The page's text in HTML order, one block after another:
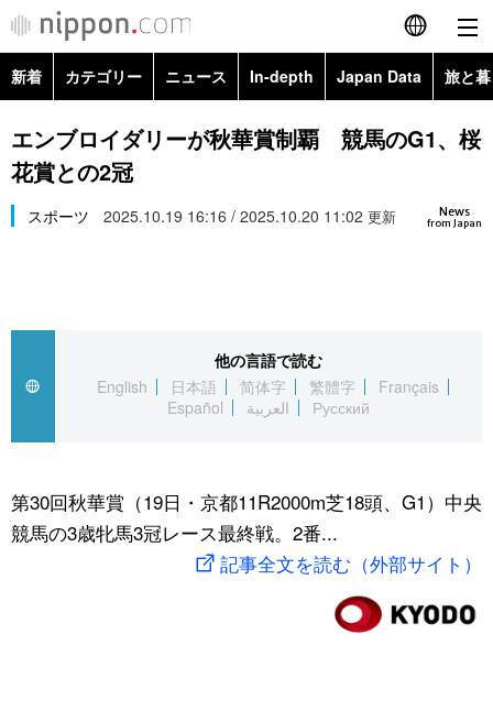
English
简体字
Русский
カテゴリー
経済・ビジネス
国際
文化
トップ
アーカイブ
In-depth
Japan Data
動画/Live
新着 カテゴリー ニュース In-depth Japan Data 旅と
政治・外交
経済・ビジネス
スポーツ・東京2020
Topics
エンブロイダリーが秋華賞制覇 競馬のG1、桜
花賞との2冠
News
from Japan
スポーツ 2025.10.19 16:16 / 2025.10.20 11:02 更新
他の言語で読む
English
日本語 简体字 繁體字
Français
Español
العربية Русский
第30回秋華賞（19日・京都11R2000m芝18頭、G1）中央
競馬の3歳牝馬3冠レース最終戦。2番...
記事全文を読む（外部サイト）